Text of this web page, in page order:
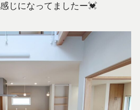
じになってましたー💓